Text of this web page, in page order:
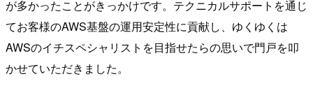
が多かったことがきっかけです。テクニカルサポートを通じ
てお客様のAWS基盤の運用安定性に貢献し、ゆくゆくは
AWSのイチスペシャリストを目指せたらの思いで門戸を叩
かせていただきました。